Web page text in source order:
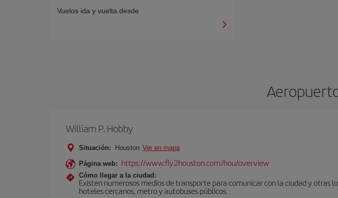
Vuelos ida y vuelta desde
William P. Hobby
Situación: Houston Ver en mapa
Página web: https://www.fly2houston.com/hou/overview
Cómo llegar a la ciudad:
Existen numerosos medios de transporte para comunicar con la ciudad y otras
hoteles cercanos, metro y autobuses públicos.